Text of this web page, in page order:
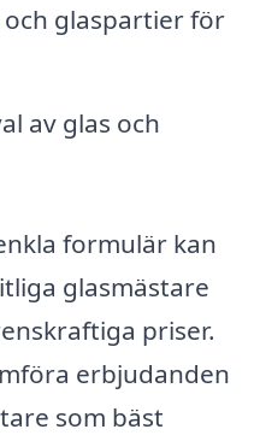
och glaspartier för
av glas och
formulär kan
glasmästare
priser.
erbjudanden
som bäst